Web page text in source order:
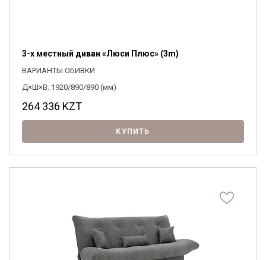
3-х местный диван «Люси Плюс» (3m)
ВАРИАНТЫ ОБИВКИ
Д×Ш×В: 1920/890/890 (мм)
264 336 KZT
КУПИТЬ